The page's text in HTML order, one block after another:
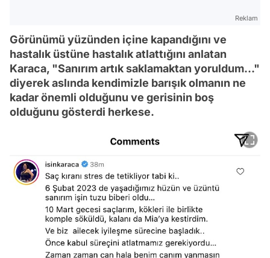
Reklam
Görünümü yüzünden içine kapandığını ve
hastalık üstüne hastalık atlattığını anlatan
Karaca, "Sanırım artık saklamaktan yoruldum..."
diyerek aslında kendimizle barışık olmanın ne
kadar önemli olduğunu ve gerisinin boş
olduğunu gösterdi herkese.